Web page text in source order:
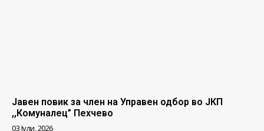
Јавен повик за член на Управен одбор во ЈКП
,,Комуналец” Пехчево
03 Јули, 2026